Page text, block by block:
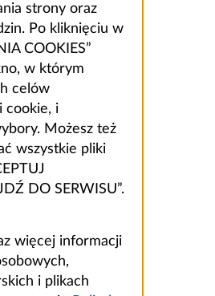
strony oraz
Po kliknięciu w
COOKIES”
w którym
celów
cookie, i
Możesz też
wszystkie pliki
DO SERWISU”.
więcej informacji
i plikach